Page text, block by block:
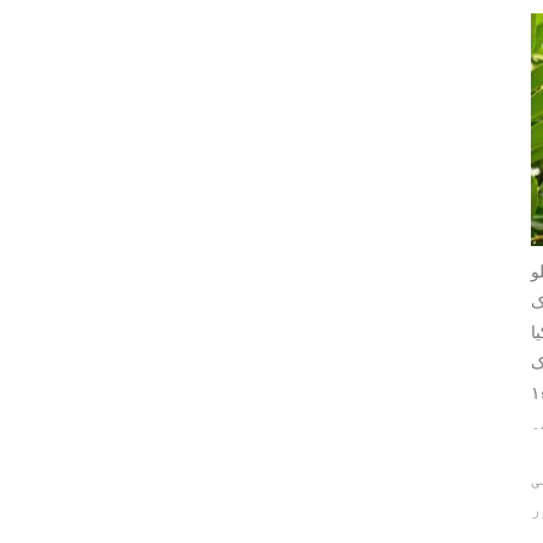
پانی کے ایک کیوبک میٹر کا وزن ۱۰۰۰ کلو
گرئیوٹی ۱۷ء۰ ہے جبکہ ایبونی یا گاب کی وڈ ڈینسیٹی ۹۶۰ سے ۱۱۲۰ تک ہوتی ہے یعنی اس کی اسپیسیفک گرئیوٹی ۹۶ء۰ سے ۱۲ء۱